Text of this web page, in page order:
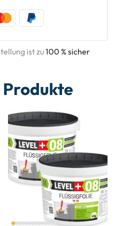
ist zu100 % sicher